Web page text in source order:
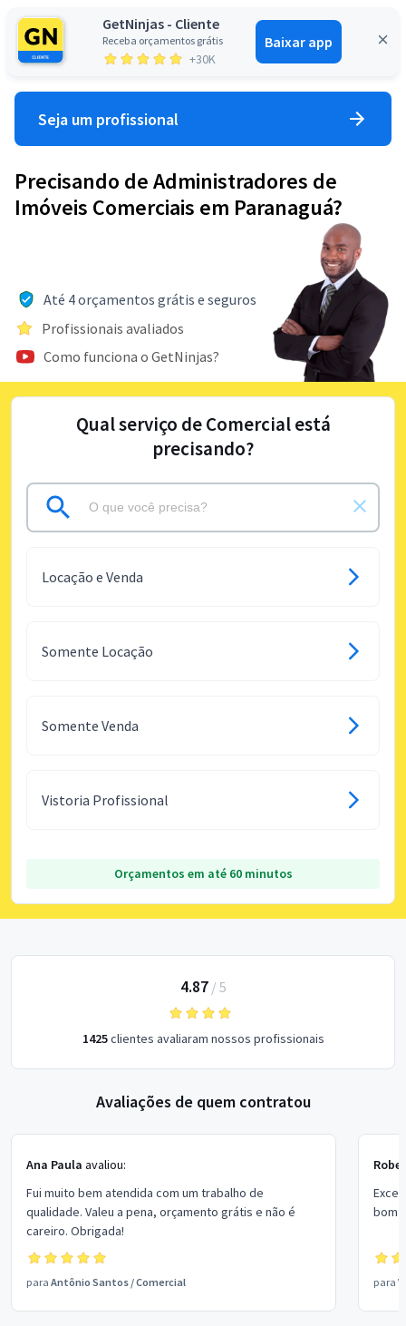
GetNinjas - Cliente
Receba orçamentos grátis
+30K
Baixar app
Entrar
Seja um profissional
Precisando de Administradores de
Imóveis Comerciais em Paranaguá?
Até 4 orçamentos grátis e seguros
Profissionais avaliados
Como funciona o GetNinjas?
Qual serviço de Comercial está
precisando?
Locação e Venda
Somente Locação
Somente Venda
Vistoria Profissional
Orçamentos em até 60 minutos
4.87/ 5
1425clientes avaliaram nossos profissionais
Avaliações de quem contratou
Ana Paula avaliou:
Fui muito bem atendida com um trabalho de
qualidade. Valeu a pena, orçamento grátis e não é
careiro. Obrigada!
para Antônio Santos /Comercial
bom
para